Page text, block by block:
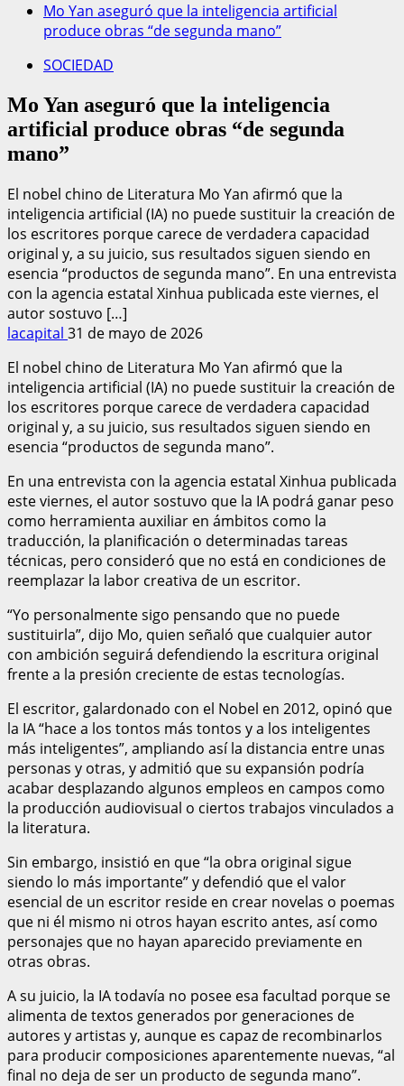
Mo Yan aseguró que la inteligencia artificial
produce obras “de segunda mano”
SOCIEDAD
Mo Yan aseguró que la inteligencia
artificial produce obras “de segunda
mano”
El nobel chino de Literatura Mo Yan afirmó que la
inteligencia artificial (IA) no puede sustituir la creación de
los escritores porque carece de verdadera capacidad
original y, a su juicio, sus resultados siguen siendo en
esencia “productos de segunda mano”. En una entrevista
con la agencia estatal Xinhua publicada este viernes, el
autor sostuvo […]
lacapital 31 de mayo de 2026
El nobel chino de Literatura Mo Yan afirmó que la
inteligencia artificial (IA) no puede sustituir la creación de
los escritores porque carece de verdadera capacidad
original y, a su juicio, sus resultados siguen siendo en
esencia “productos de segunda mano”.
En una entrevista con la agencia estatal Xinhua publicada
este viernes, el autor sostuvo que la IA podrá ganar peso
como herramienta auxiliar en ámbitos como la
traducción, la planificación o determinadas tareas
técnicas, pero consideró que no está en condiciones de
reemplazar la labor creativa de un escritor.
“Yo personalmente sigo pensando que no puede
sustituirla”, dijo Mo, quien señaló que cualquier autor
con ambición seguirá defendiendo la escritura original
frente a la presión creciente de estas tecnologías.
El escritor, galardonado con el Nobel en 2012, opinó que
la IA “hace a los tontos más tontos y a los inteligentes
más inteligentes”, ampliando así la distancia entre unas
personas y otras, y admitió que su expansión podría
acabar desplazando algunos empleos en campos como
la producción audiovisual o ciertos trabajos vinculados a
la literatura.
Sin embargo, insistió en que “la obra original sigue
siendo lo más importante” y defendió que el valor
esencial de un escritor reside en crear novelas o poemas
que ni él mismo ni otros hayan escrito antes, así como
personajes que no hayan aparecido previamente en
otras obras.
A su juicio, la IA todavía no posee esa facultad porque se
alimenta de textos generados por generaciones de
autores y artistas y, aunque es capaz de recombinarlos
para producir composiciones aparentemente nuevas, “al
final no deja de ser un producto de segunda mano”.